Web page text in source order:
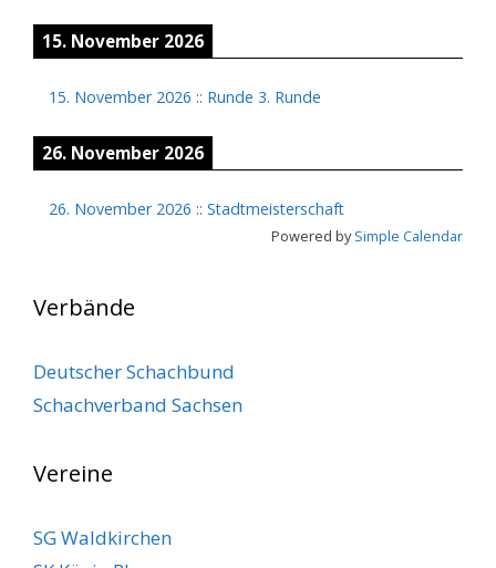
15. November 2026
15. November 2026 :: Runde 3. Runde
26. November 2026
26. November 2026 :: Stadtmeisterschaft
Powered bySimple Calendar
Verbände
Deutscher Schachbund
Schachverband Sachsen
Vereine
SG Waldkirchen